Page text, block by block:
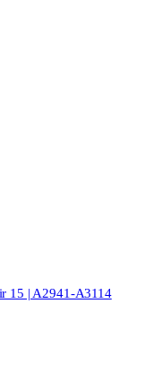
15 | A2941-A3114